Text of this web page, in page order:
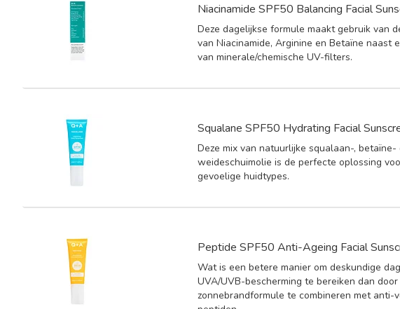
Niacinamide SPF50 Balancing Facial
Deze dagelijkse formule maakt gebruik van
van Niacinamide, Arginine en Betaïne naast
van minerale/chemische UV-filters.
Squalane SPF50 Hydrating Facial
Deze mix van natuurlijke squalaan-, betaïne-
weideschuimolie is de perfecte oplossing
gevoelige huidtypes.
Peptide SPF50 Anti-Ageing Facial
Wat is een betere manier om deskundige
UVA/UVB-bescherming te bereiken dan door
zonnebrandformule te combineren met anti-